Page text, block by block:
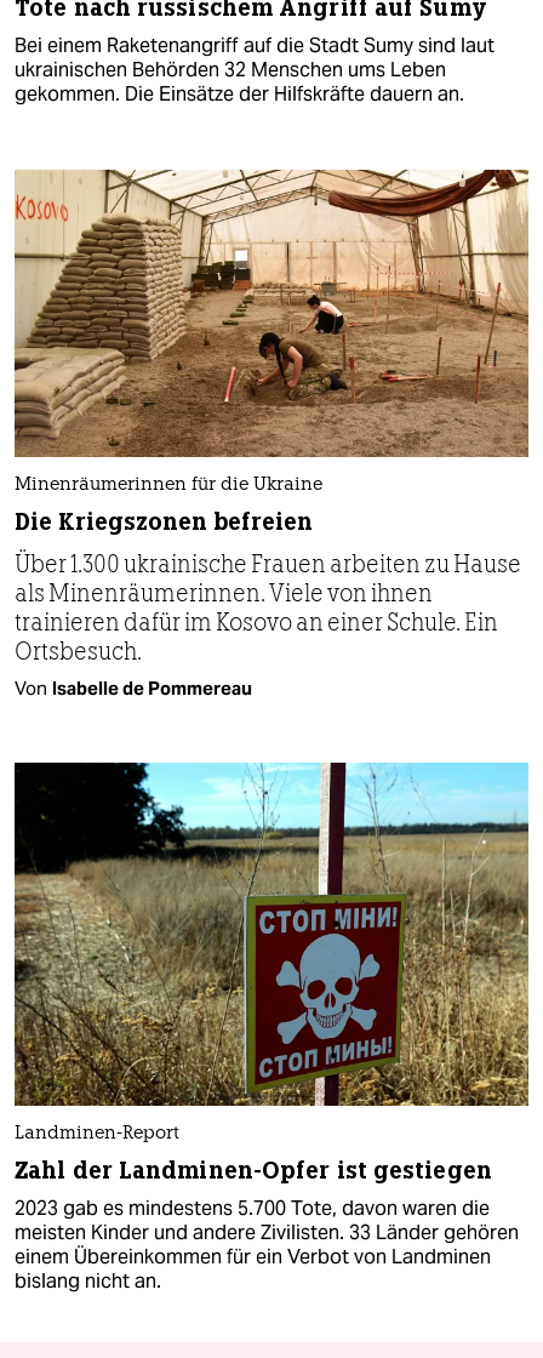
Tote nach russischem Angriff auf Sumy
Bei einem Raketenangriff auf die Stadt Sumy sind laut
ukrainischen Behörden 32 Menschen ums Leben
gekommen. Die Einsätze der Hilfskräfte dauern an.
Minenräumerinnen für die Ukraine
Die Kriegszonen befreien
Über 1.300 ukrainische Frauen arbeiten zu Hause
als Minenräumerinnen. Viele von ihnen
trainieren dafür im Kosovo an einer Schule. Ein
Ortsbesuch.
Von Isabelle de Pommereau
Landminen-Report
Zahl der Landminen-Opfer ist gestiegen
2023 gab es mindestens 5.700 Tote, davon waren die
meisten Kinder und andere Zivilisten. 33 Länder gehören
einem Übereinkommen für ein Verbot von Landminen
bislang nicht an.